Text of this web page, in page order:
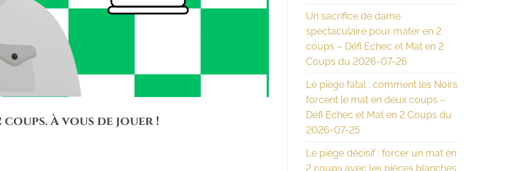
À vous de jouer !
Un sacrifice de dame
spectaculaire pour mater en 2
coups – Défi Echec et Mat en 2
Coups du 2026-07-26
Le piège fatal : comment les Noirs
forcent le mat en deux coups –
Défi Echec et Mat en 2 Coups du
2026-07-25
Le piège décisif : forcer un mat en
2 coups avec les pièces blanches